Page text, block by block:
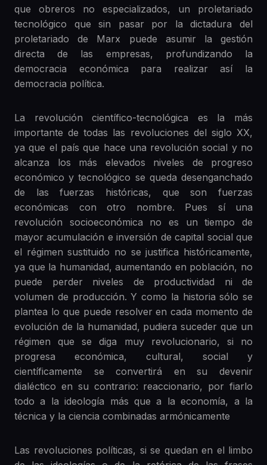
que obreros no especializados, un proletariado
tecnológico que sin pasar por la dictadura del
proletariado de Marx puede asumir la gestión
directa de las empresas, profundizando la
democracia económica para realizar así la
democracia política.
La revolución científico-tecnológica es la más
importante de todas las revoluciones del siglo XX,
ya que el país que hace una revolución social y no
alcanza los más elevados niveles de progreso
económico y tecnológico se queda desenganchado
de las fuerzas históricas, que son fuerzas
económicas con otro nombre. Pues sí una
revolución socioeconómica no es un tiempo de
mayor acumulación e inversión de capital social que
el régimen sustituido no se justifica históricamente,
ya que la humanidad, aumentando en población, no
puede perder niveles de productividad ni de
volumen de producción. Y como la historia sólo se
plantea lo que puede resolver en cada momento de
evolución de la humanidad, pudiera suceder que un
régimen que se diga muy revolucionario, si no
progresa económica, cultural, social y
científicamente se convertirá en su devenir
dialéctico en su contrario: reaccionario, por fiarlo
todo a la ideología más que a la economía, a la
técnica y la ciencia combinadas armónicamente
Las revoluciones políticas, si se quedan en el limbo